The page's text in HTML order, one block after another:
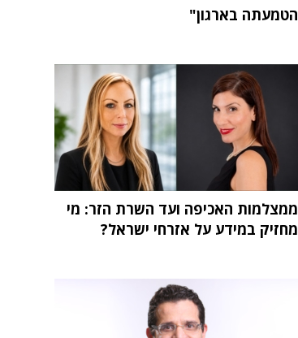
הטמעתה בארגון"
ממצלמות האכיפה ועד השרת הזר: מי
מחזיק במידע על אזרחי ישראל?